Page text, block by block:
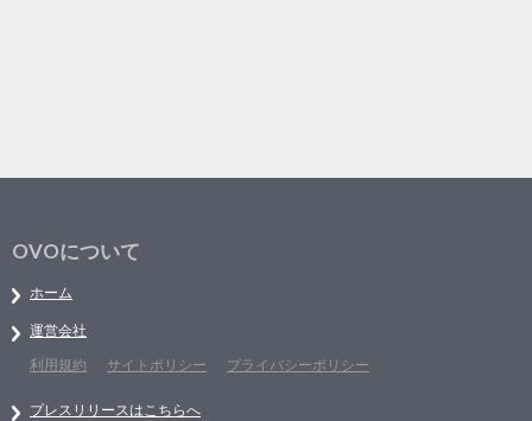
OVOについて
ホーム
運営会社
利用規約
サイトポリシー プライバシーポリシー
プレスリリースはこちらへ